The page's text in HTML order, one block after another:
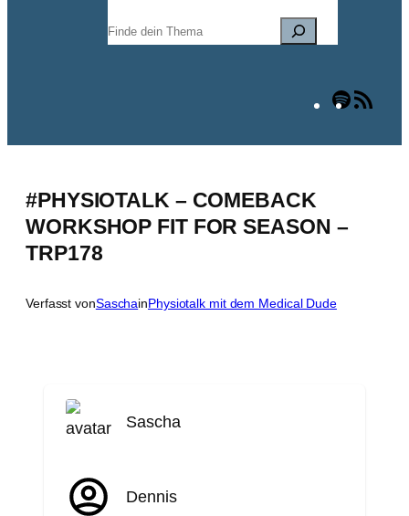
Suchen
Spotify
#PHYSIOTALK – COMEBACK
WORKSHOP FIT FOR SEASON –
TRP178
Verfasst vonSaschainPhysiotalk mit dem Medical Dude
Sascha
Dennis